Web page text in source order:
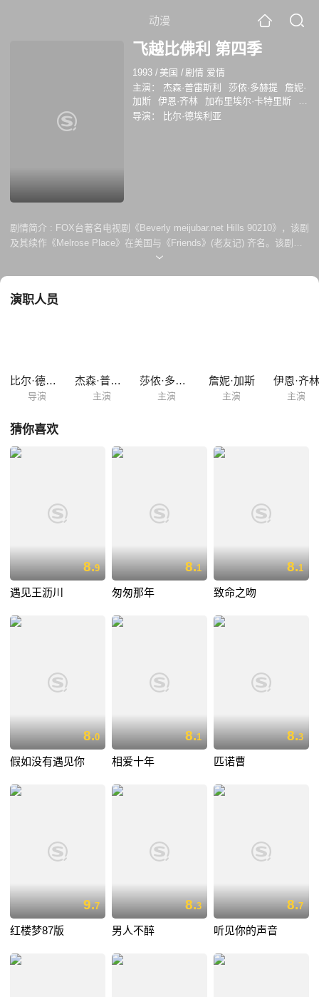
动漫
飞越比佛利 第四季
1993 / 美国 /剧情 爱情
主演：
杰森·普雷斯利 莎侬·多赫提
詹妮·
加斯
伊恩·齐林 加布里埃尔·卡特里斯
卢
克·贝里
布莱恩·奥斯汀·格林
导演： 比尔·德埃利亚
剧情简介 : FOX台著名电视剧《Beverly meijubar.net Hills 90210》，该剧
及其续作《Melrose Place》在美国与《Friends》(老友记) 齐名。该剧从
1990年到2000年共播出10季。这是一部讲述朋友之间关系的剧情类作
之间的关系开始发生变化，有些相互产生恋情，有些产生怨恨，直至他们
物和居住地时，都会在电影、电视银幕上出现比...
演职人员
比尔·德埃利亚
导演
杰森·普雷斯利
主演
莎侬·多赫提
主演
詹妮·加斯
主演
伊恩·齐林
主演
猜你喜欢
8.9
遇见王沥川
8.1
匆匆那年
8.1
致命之吻
8.0
假如没有遇见你
8.1
相爱十年
8.3
匹诺曹
9.7
红楼梦87版
8.3
男人不醉
8.7
听见你的声音